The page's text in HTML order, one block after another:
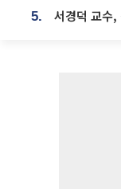
5.